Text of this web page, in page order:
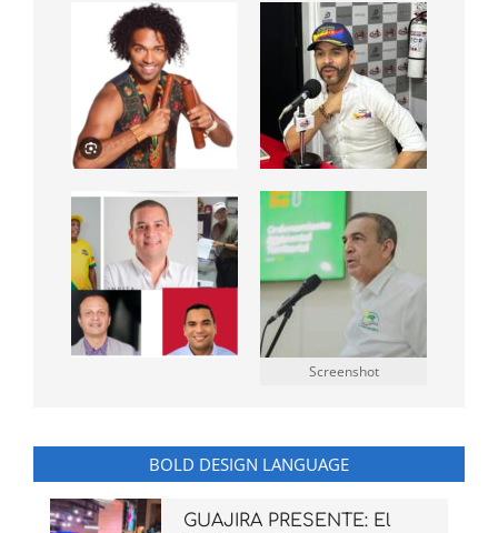
Screenshot
BOLD DESIGN LANGUAGE
GUAJIRA PRESENTE: El